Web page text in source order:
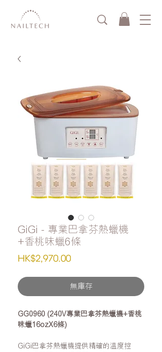
GiGi - 專業巴拿芬熱蠟機
+香桃味蠟6條
HK$2,970.00價
無庫存
GG0960 (240V專業巴拿芬熱蠟機+香桃
味蠟16ozX6條)
GiGi巴拿芬熱蠟機提供精確的溫度控